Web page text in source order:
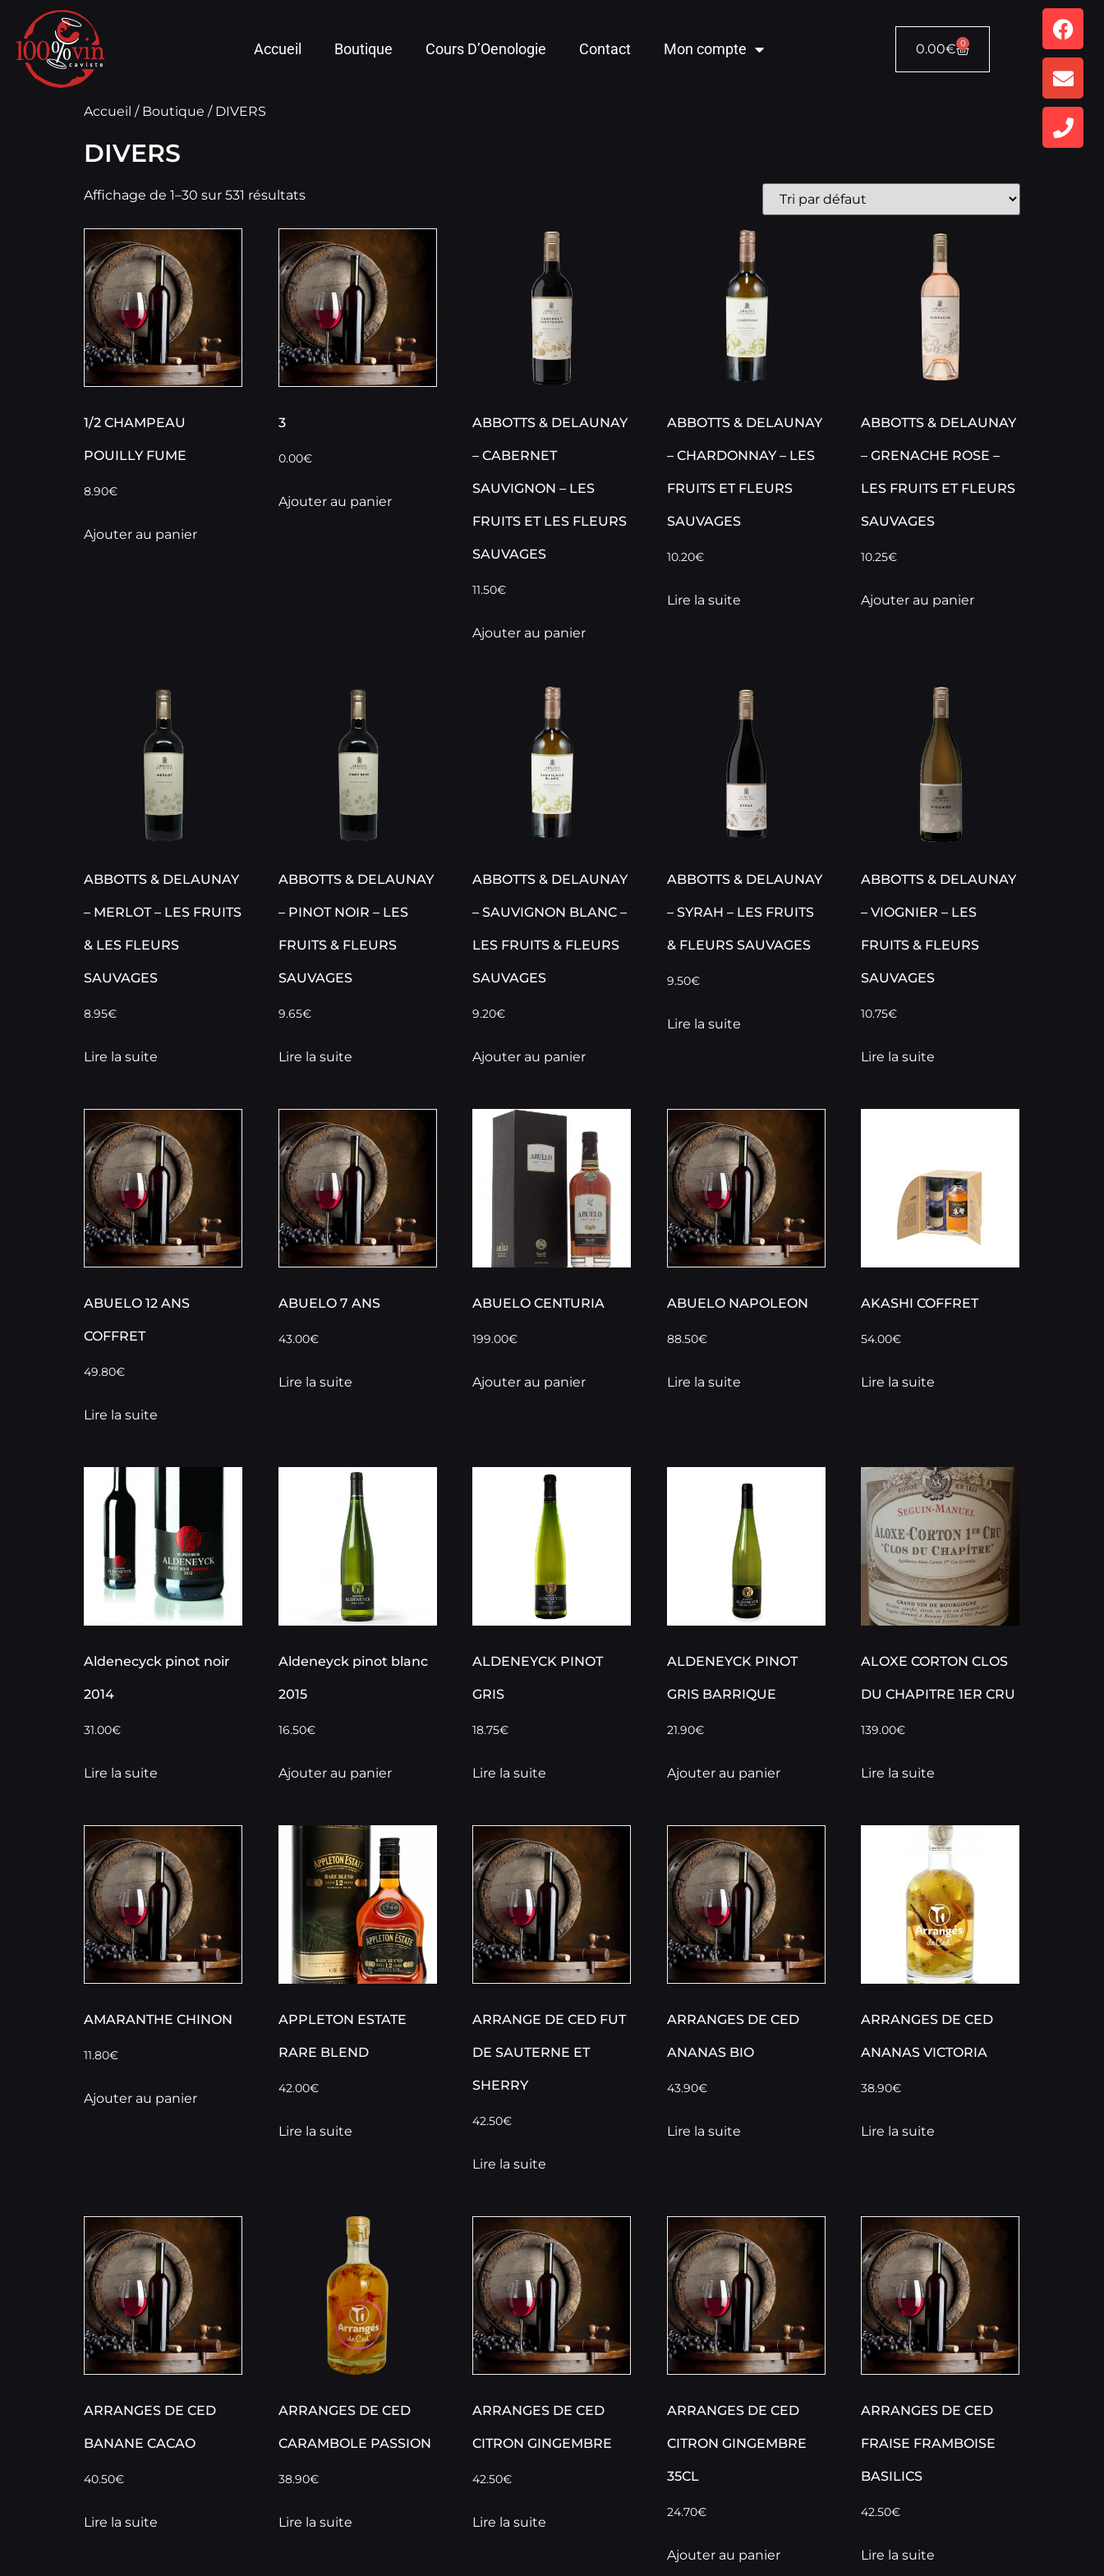
Accueil Boutique Cours D’Oenologie Contact Mon compte 0.00€ 0
Accueil / Boutique / DIVERS
DIVERS
Affichage de 1–30 sur 531 résultats
1/2 CHAMPEAU
POUILLY FUME
8.90€
Ajouter au panier
3
0.00€
Ajouter au panier
ABBOTTS & DELAUNAY
– CABERNET
SAUVIGNON – LES
FRUITS ET LES FLEURS
SAUVAGES
11.50€
Ajouter au panier
ABBOTTS & DELAUNAY
– CHARDONNAY – LES
FRUITS ET FLEURS
SAUVAGES
10.20€
Lire la suite
ABBOTTS & DELAUNAY
– GRENACHE ROSE –
LES FRUITS ET FLEURS
SAUVAGES
10.25€
Ajouter au panier
ABBOTTS & DELAUNAY
– MERLOT – LES FRUITS
& LES FLEURS
SAUVAGES
8.95€
Lire la suite
ABBOTTS & DELAUNAY
– PINOT NOIR – LES
FRUITS & FLEURS
SAUVAGES
9.65€
Lire la suite
ABBOTTS & DELAUNAY
– SAUVIGNON BLANC –
LES FRUITS & FLEURS
SAUVAGES
9.20€
Ajouter au panier
ABBOTTS & DELAUNAY
– SYRAH – LES FRUITS
& FLEURS SAUVAGES
9.50€
Lire la suite
ABBOTTS & DELAUNAY
– VIOGNIER – LES
FRUITS & FLEURS
SAUVAGES
10.75€
Lire la suite
ABUELO 12 ANS
COFFRET
49.80€
Lire la suite
ABUELO 7 ANS
43.00€
Lire la suite
ABUELO CENTURIA
199.00€
Ajouter au panier
ABUELO NAPOLEON
88.50€
Lire la suite
AKASHI COFFRET
54.00€
Lire la suite
Aldenecyck pinot noir
2014
31.00€
Lire la suite
Aldeneyck pinot blanc
2015
16.50€
Ajouter au panier
ALDENEYCK PINOT
GRIS
18.75€
Lire la suite
ALDENEYCK PINOT
GRIS BARRIQUE
21.90€
Ajouter au panier
ALOXE CORTON CLOS
DU CHAPITRE 1ER CRU
139.00€
Lire la suite
AMARANTHE CHINON
11.80€
Ajouter au panier
APPLETON ESTATE
RARE BLEND
42.00€
Lire la suite
ARRANGE DE CED FUT
DE SAUTERNE ET
SHERRY
42.50€
Lire la suite
ARRANGES DE CED
ANANAS BIO
43.90€
Lire la suite
ARRANGES DE CED
ANANAS VICTORIA
38.90€
Lire la suite
ARRANGES DE CED
BANANE CACAO
40.50€
Lire la suite
ARRANGES DE CED
CARAMBOLE PASSION
38.90€
Lire la suite
ARRANGES DE CED
CITRON GINGEMBRE
42.50€
Lire la suite
ARRANGES DE CED
CITRON GINGEMBRE
35CL
24.70€
Ajouter au panier
ARRANGES DE CED
FRAISE FRAMBOISE
BASILICS
42.50€
Lire la suite